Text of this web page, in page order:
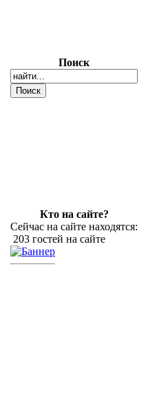
Поиск
Кто на сайте?
Сейчас на сайте находятся:
203 гостей на сайте